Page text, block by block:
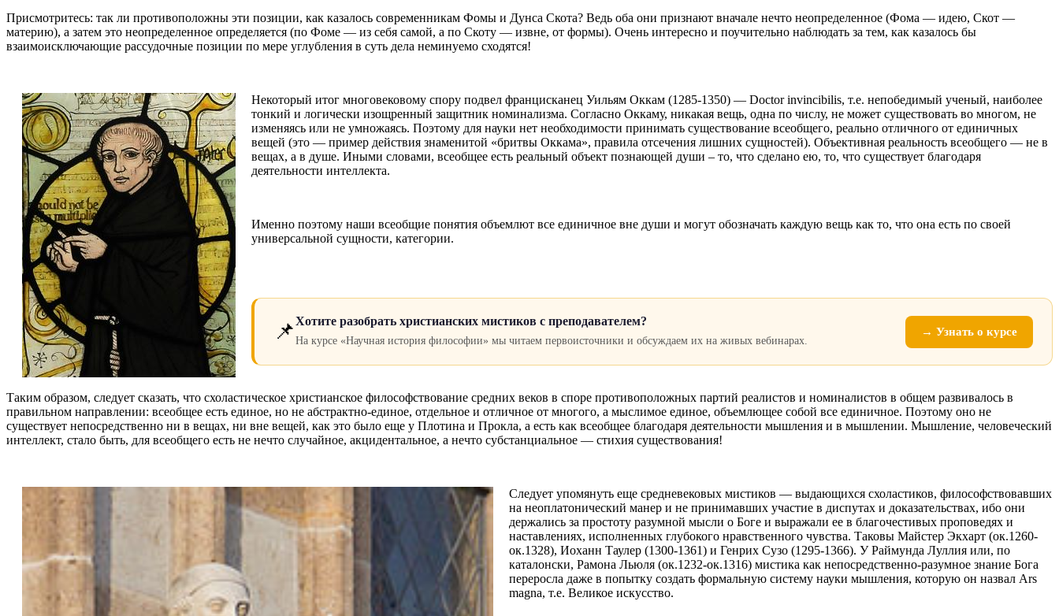
Присмотритесь: так ли противоположны эти позиции, как казалось современникам Фомы и Дунса Скота? Ведь оба они признают вначале нечто неопределенное (Фома — идею, Скот —
материю), а затем это неопределенное определяется (по Фоме — из себя самой, а по Скоту — извне, от формы). Очень интересно и поучительно наблюдать за тем, как казалось бы
взаимоисключающие рассудочные позиции по мере углубления в суть дела неминуемо сходятся!
Некоторый итог многовековому спору подвел францисканец Уильям Оккам (1285-1350) — Doctor invincibilis, т.е. непобедимый ученый, наиболее
тонкий и логически изощренный защитник номинализма. Согласно Оккаму, никакая вещь, одна по числу, не может существовать во многом, не
изменяясь или не умножаясь. Поэтому для науки нет необходимости принимать существование всеобщего, реально отличного от единичных
вещей (это — пример действия знаменитой «бритвы Оккама», правила отсечения лишних сущностей). Объективная реальность всеобщего — не в
вещах, а в душе. Иными словами, всеобщее есть реальный объект познающей души – то, что сделано ею, то, что существует благодаря
деятельности интеллекта.
Именно поэтому наши всеобщие понятия объемлют все единичное вне души и могут обозначать каждую вещь как то, что она есть по своей
универсальной сущности, категории.
📌Хотите разобрать христианских мистиков с преподавателем?
На курсе «Научная история философии» мы читаем первоисточники и обсуждаем их на живых вебинарах.
→ Узнать о курсе
Таким образом, следует сказать, что схоластическое христианское философствование средних веков в споре противоположных партий реалистов и номиналистов в общем развивалось в
правильном направлении: всеобщее есть единое, но не абстрактно-единое, отдельное и отличное от многого, а мыслимое единое, объемлющее собой все единичное. Поэтому оно не
существует непосредственно ни в вещах, ни вне вещей, как это было еще у Плотина и Прокла, а есть как всеобщее благодаря деятельности мышления и в мышлении. Мышление, человеческий
интеллект, стало быть, для всеобщего есть не нечто случайное, акцидентальное, а нечто субстанциальное — стихия существования!
Следует упомянуть еще средневековых мистиков — выдающихся схоластиков, философствовавших
на неоплатонический манер и не принимавших участие в диспутах и доказательствах, ибо они
держались за простоту разумной мысли о Боге и выражали ее в благочестивых проповедях и
наставлениях, исполненных глубокого нравственного чувства. Таковы Майстер Экхарт (ок.1260-
ок.1328), Иоханн Таулер (1300-1361) и Генрих Сузо (1295-1366). У Раймунда Луллия или, по
каталонски, Рамона Льюля (ок.1232-ок.1316) мистика как непосредственно-разумное знание Бога
переросла даже в попытку создать формальную систему науки мышления, которую он назвал Ars
magna, т.е. Великое искусство.